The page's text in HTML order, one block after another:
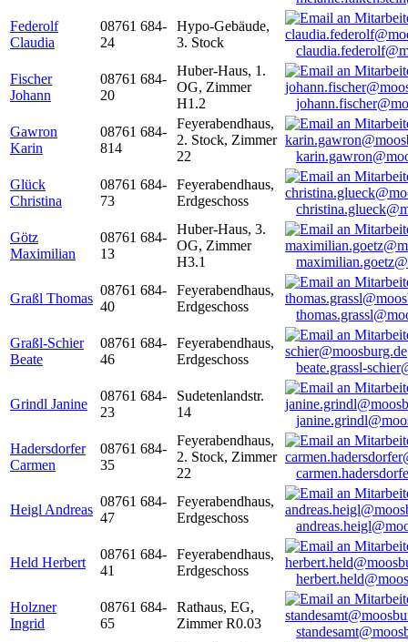
Federolf
Claudia
08761 684-
24
Hypo-Gebäude,
3. Stock
Fischer
Johann
08761 684-
20
Huber-Haus, 1.
OG, Zimmer
H1.2
Gawron
Karin
08761 684-
814
Feyerabendhaus,
2. Stock, Zimmer
22
Glück
Christina
08761 684-
73
Feyerabendhaus,
Erdgeschoss
Götz
Maximilian
08761 684-
13
Huber-Haus, 3.
OG, Zimmer
H3.1
Graßl Thomas
08761 684-
40
Feyerabendhaus,
Erdgeschoss
Graßl-Schier
Beate
08761 684-
46
Feyerabendhaus,
Erdgeschoss
beate.grassl-
Grindl Janine
08761 684-
23
Sudetenlandstr.
14
Hadersdorfer
Carmen
08761 684-
35
Feyerabendhaus,
2. Stock, Zimmer
22
Heigl Andreas
08761 684-
47
Feyerabendhaus,
Erdgeschoss
Held Herbert
08761 684-
41
Feyerabendhaus,
Erdgeschoss
Holzner
Ingrid
08761 684-
65
Rathaus, EG,
Zimmer R0.03